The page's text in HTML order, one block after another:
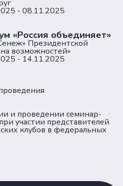
- 08.11.2025
«Россия объединяет»
Президентской
возможностей»
- 14.11.2025
и проведении семинар-
участии представителей
клубов в федеральных